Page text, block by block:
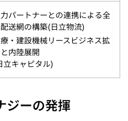
パートナーとの連携による全
送網の構築(日立物流)
・建設機械リースビジネス拡
内陸展開
立キャピタル)
ジーの発揮